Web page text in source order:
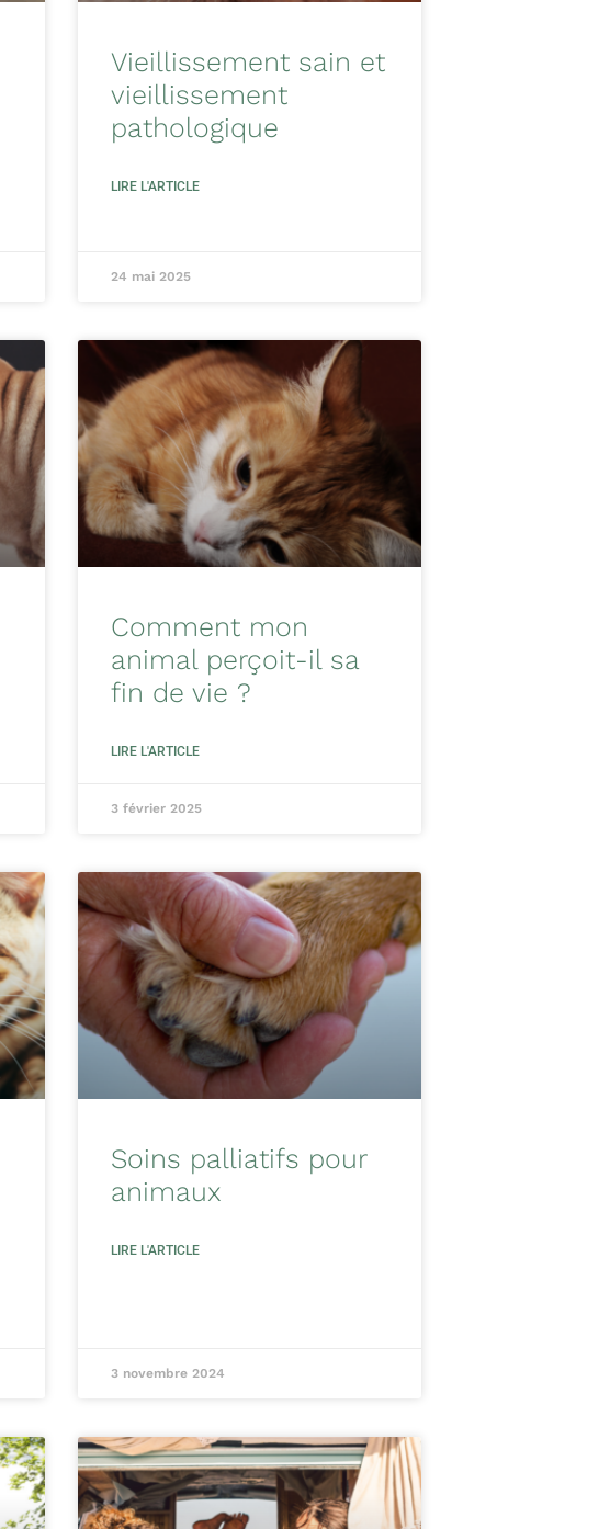
Vieillissement sain et
vieillissement
pathologique
LIRE L'ARTICLE
24 mai 2025
Comment mon
animal perçoit-il sa
fin de vie ?
LIRE L'ARTICLE
3 février 2025
Soins palliatifs pour
animaux
LIRE L'ARTICLE
3 novembre 2024